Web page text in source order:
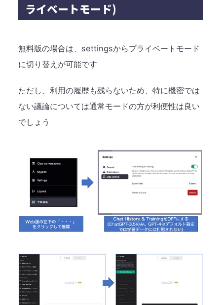
ライベートモード)
無料版の場合は、settingsからプライベートモード
に切り替えが可能です
ただし、利用の履歴も残らないため、特に機密では
ない議論については通常モードの方が利便性は良い
でしょう​